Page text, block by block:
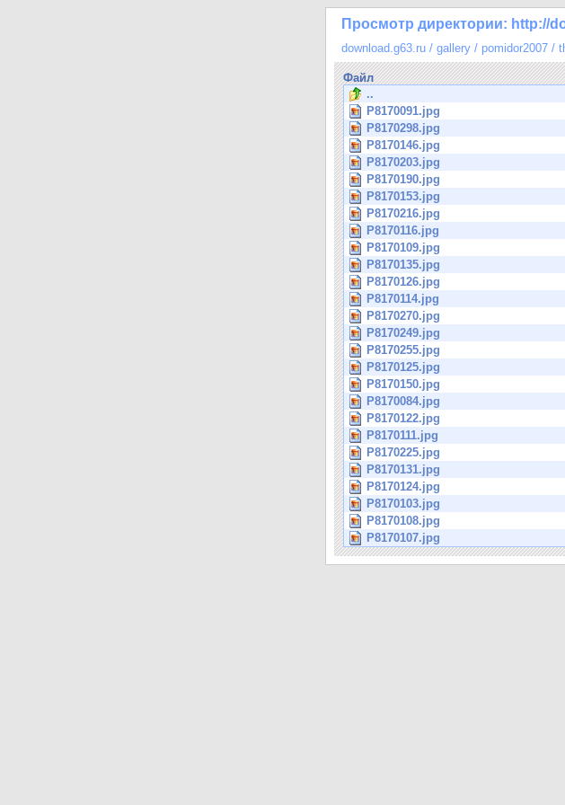
Просмотр директории: http://
download.g63.ru / gallery / pomidor2007 /
Файл
..
P8170091.jpg
P8170298.jpg
P8170146.jpg
P8170203.jpg
P8170190.jpg
P8170153.jpg
P8170216.jpg
P8170116.jpg
P8170109.jpg
P8170135.jpg
P8170126.jpg
P8170114.jpg
P8170270.jpg
P8170249.jpg
P8170255.jpg
P8170125.jpg
P8170150.jpg
P8170084.jpg
P8170122.jpg
P8170111.jpg
P8170225.jpg
P8170131.jpg
P8170124.jpg
P8170103.jpg
P8170108.jpg
P8170107.jpg